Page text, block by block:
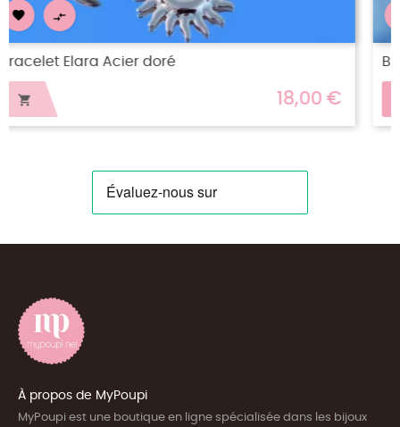

Bracelet acier doré Iséa
16,00 €
À propos de MyPoupi
MyPoupi est une boutique en ligne spécialisée dans les bijoux